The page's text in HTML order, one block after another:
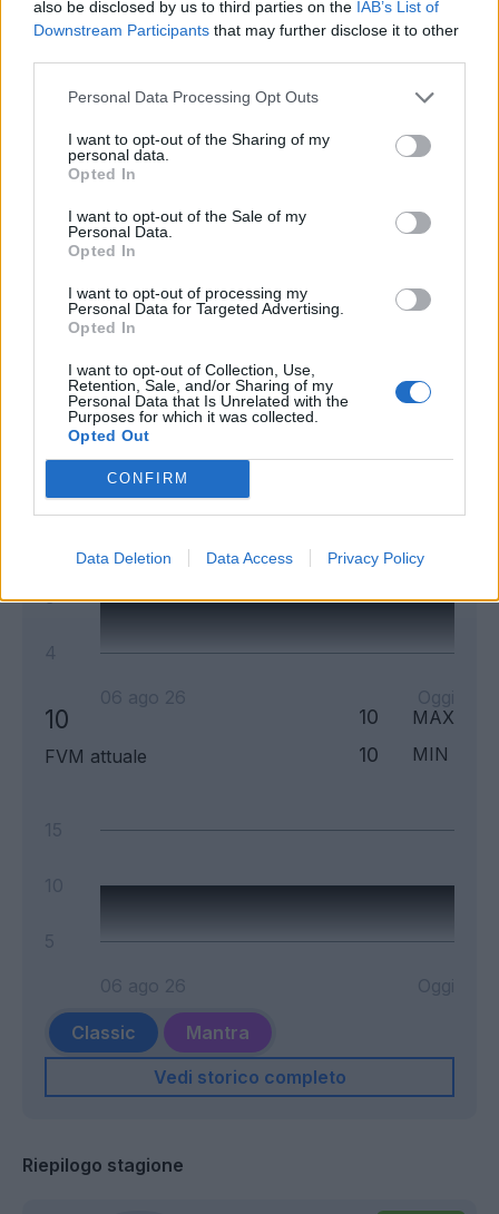
also be disclosed by us to third parties on the IAB’s List of
Downstream Participants that may further disclose it to other
Personal Data Processing Opt Outs
I want to opt-out of the Sharing of my
personal data.
Opted In
I want to opt-out of the Sale of my
Personal Data.
Opted In
I want to opt-out of processing my
Personal Data for Targeted Advertising.
Opted In
I want to opt-out of Collection, Use,
Retention, Sale, and/or Sharing of my
Personal Data that Is Unrelated with the
Purposes for which it was collected.
Opted Out
CONFIRM
Data Deletion Data Access Privacy Policy
Classic
Andamento FantaValore di Mercato
FVM attuale 9 MIN
9
10
FVM attuale
10 MAX
10 MIN
Classic
Mantra
Vedi storico completo
Riepilogo stagione